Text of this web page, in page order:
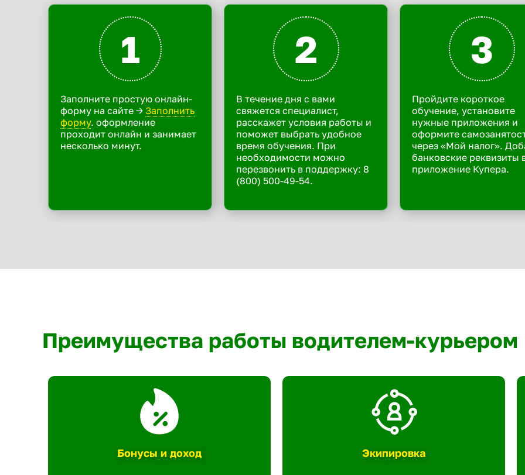
1
Заполните простую онлайн-
форму на сайте -> Заполнить
форму. оформление
проходит онлайн и занимает
несколько минут.
2
В течение дня с вами
свяжется специалист,
расскажет условия работы и
поможет выбрать удобное
время обучения. При
необходимости можно
перезвонить в поддержку: 8
(800) 500-49-54.
3
Пройдите короткое
обучение, установите
нужные приложения и
оформите
через «Мой налог».
банковские реквизиты
приложение Купера.
Преимущества работы водителем-курьером
Бонусы и доход Экипировка